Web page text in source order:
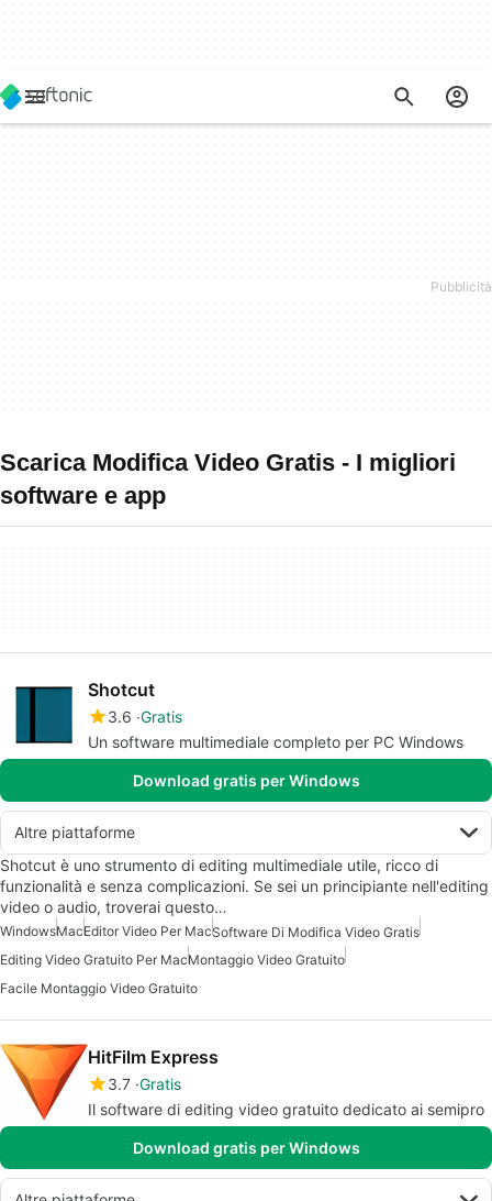
Scarica Modifica Video Gratis - I migliori
software e app
Shotcut
3.6 Gratis
Un software multimediale completo per PC Windows
Download gratis per Windows
Altre piattaforme
Shotcut è uno strumento di editing multimediale utile, ricco di
funzionalità e senza complicazioni. Se sei un principiante nell'editing
video o audio, troverai questo…
WindowsMacEditor Video Per MacSoftware Di Modifica Video Gratis
Editing Video Gratuito Per MacMontaggio Video Gratuito
Facile Montaggio Video Gratuito
HitFilm Express
3.7 Gratis
Il software di editing video gratuito dedicato ai semipro
Download gratis per Windows